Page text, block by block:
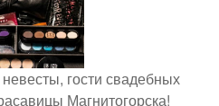
гости свадебных
Магнитогорска!